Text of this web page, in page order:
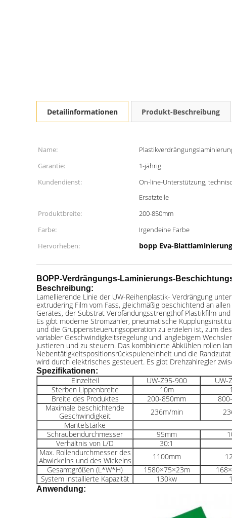
Detailinformationen Produkt-Beschreibung
Name:
Garantie:
1-jährig
Kundendienst:
On-line-Unterstützung,
Ersatzteile
Produktbreite: 200-850mm
Farbe:
Irgendeine Farbe
Hervorheben:
bopp Eva-
BOPP-Verdrängungs-Laminierungs-
Beschreibung:
Lamellierende Linie der UW-Reihenplastik- Verdrängung
extrudering Film vom Fass, gleichmäßig beschichtend an
Gerätes, der Substrat Verpfändungsstrengthof Plastikfilm
Es gibt moderne Stromzähler, pneumatische
und die Gruppensteuerungsoperation zu erzielen ist, zum
variabler Geschwindigkeitsregelung und langlebigem
justieren und zu steuern. Das kombinierte Abkühlen rollen
Nebentätigkeitspositionsrückspuleneinheit und die
wird durch elektrisches gesteuert. Es gibt Drehzahlregler
Spezifikationen:
Einzelteil UW-Z95-900 UW-
Sterben Lippenbreite
10m
Breite des Produktes
200-850mm
Maximale beschichtende
Geschwindigkeit
236m/min
Mantelstärke
Schraubendurchmesser
95mm
Verhältnis von L/D
30:1
Max. Rollendurchmesser des
Abwickelns und des Wickelns
1100mm
Gesamtgrößen (L*W*H)
1580×75×23m
System installierte Kapazität
130kw
Anwendung: